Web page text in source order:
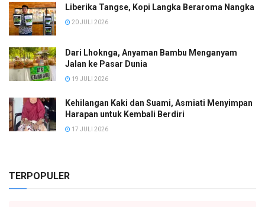
Liberika Tangse, Kopi Langka Beraroma Nangka
20 JULI 2026
Dari Lhoknga, Anyaman Bambu Menganyam
Jalan ke Pasar Dunia
19 JULI 2026
Kehilangan Kaki dan Suami, Asmiati Menyimpan
Harapan untuk Kembali Berdiri
17 JULI 2026
TERPOPULER